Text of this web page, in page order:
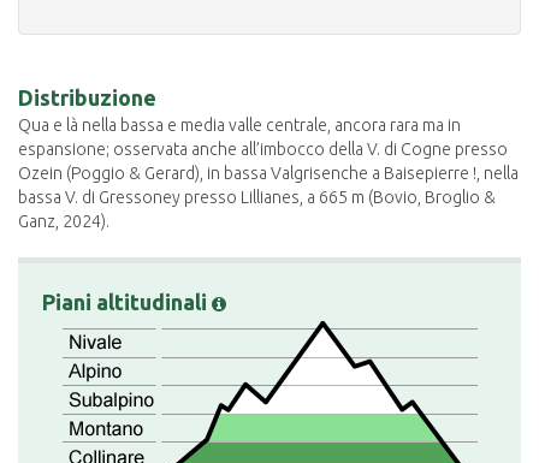
Distribuzione
Qua e là nella bassa e media valle centrale, ancora rara ma in
espansione; osservata anche all’imbocco della V. di Cogne presso
Ozein (Poggio & Gerard), in bassa Valgrisenche a Baisepierre !, nella
bassa V. di Gressoney presso Lillianes, a 665 m (Bovio, Broglio &
Ganz, 2024).
Piani altitudinali